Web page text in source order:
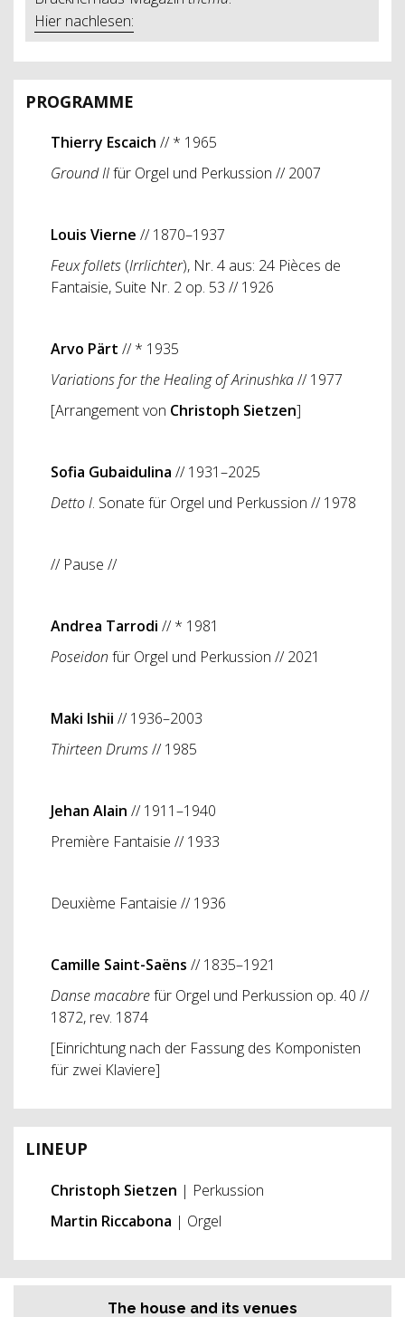
Hier nachlesen:
PROGRAMME
Thierry Escaich // * 1965
Ground IIfür Orgel und Perkussion // 2007
Louis Vierne // 1870–1937
Feux follets (Irrlichter), Nr. 4 aus: 24 Pièces de
Fantaisie, Suite Nr. 2 op. 53 // 1926
Arvo Pärt // * 1935
Variations for the Healing of Arinushka// 1977
[Arrangement von Christoph Sietzen]
Sofia Gubaidulina // 1931–2025
Detto I. Sonate für Orgel und Perkussion // 1978
// Pause //
Andrea Tarrodi // * 1981
Poseidon für Orgel und Perkussion // 2021
Maki Ishii // 1936–2003
Thirteen Drums// 1985
Jehan Alain // 1911–1940
Première Fantaisie // 1933
Deuxième Fantaisie // 1936
Camille Saint-Saëns // 1835–1921
Danse macabrefür Orgel und Perkussion op. 40 //
1872, rev. 1874
[Einrichtung nach der Fassung des Komponisten
für zwei Klaviere]
LINEUP
Christoph Sietzen | Perkussion
Martin Riccabona | Orgel
The house and its venues